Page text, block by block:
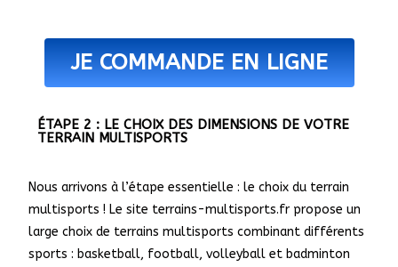
JE COMMANDE EN LIGNE
ÉTAPE 2 : LE CHOIX DES DIMENSIONS DE VOTRE
TERRAIN MULTISPORTS
Nous arrivons à l’étape essentielle : le choix du terrain
multisports ! Le site terrains-multisports.fr propose un
large choix de terrains multisports combinant différents
sports : basketball, football, volleyball et badminton